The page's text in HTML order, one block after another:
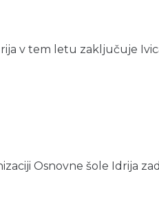
v tem letu zaključuje
Osnovne šole Idrija